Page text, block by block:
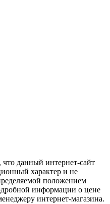
данный интернет-сайт
характер и не
положением
информации о цене
интернет-магазина.